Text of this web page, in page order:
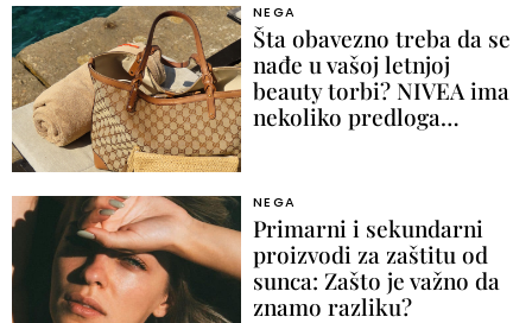
NEGA
Šta obavezno treba da se
nađe u vašoj letnjoj
beauty torbi? NIVEA ima
nekoliko predloga…
NEGA
Primarni i sekundarni
proizvodi za zaštitu od
sunca: Zašto je važno da
znamo razliku?